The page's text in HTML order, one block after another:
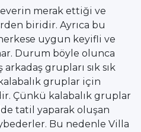
merak ettiği ve
biridir. Ayrıca bu
uygun keyifli ve
Durum böyle olunca
grupları sık sık
gruplar için
Çünkü kalabalık gruplar
tatil yaparak oluşan
Bu nedenle Villa